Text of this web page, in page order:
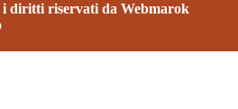
diritti riservati da Webmarok